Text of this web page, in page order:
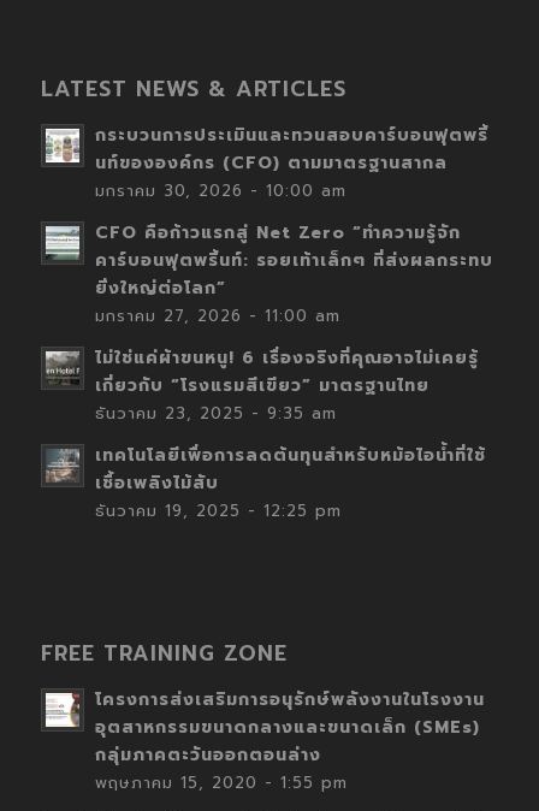
LATEST NEWS & ARTICLES
กระบวนการประเมินและทวนสอบคาร์บอนฟุตพริ้
นท์ขององค์กร (CFO) ตามมาตรฐานสากล
มกราคม 30, 2026 - 10:00 am
CFO คือก้าวแรกสู่ Net Zero “ทำความรู้จัก
คาร์บอนฟุตพริ้นท์: รอยเท้าเล็กๆ ที่ส่งผลกระทบ
ยิ่งใหญ่ต่อโลก”
มกราคม 27, 2026 - 11:00 am
ไม่ใช่แค่ผ้าขนหนู! 6 เรื่องจริงที่คุณอาจไม่เคยรู้
เกี่ยวกับ “โรงแรมสีเขียว” มาตรฐานไทย
ธันวาคม 23, 2025 - 9:35 am
เทคโนโลยีเพื่อการลดต้นทุนสำหรับหม้อไอน้ำที่ใช้
เชื้อเพลิงไม้สับ
ธันวาคม 19, 2025 - 12:25 pm
FREE TRAINING ZONE
โครงการส่งเสริมการอนุรักษ์พลังงานในโรงงาน
อุตสาหกรรมขนาดกลางและขนาดเล็ก (SMEs)
กลุ่มภาคตะวันออกตอนล่าง
พฤษภาคม 15, 2020 - 1:55 pm